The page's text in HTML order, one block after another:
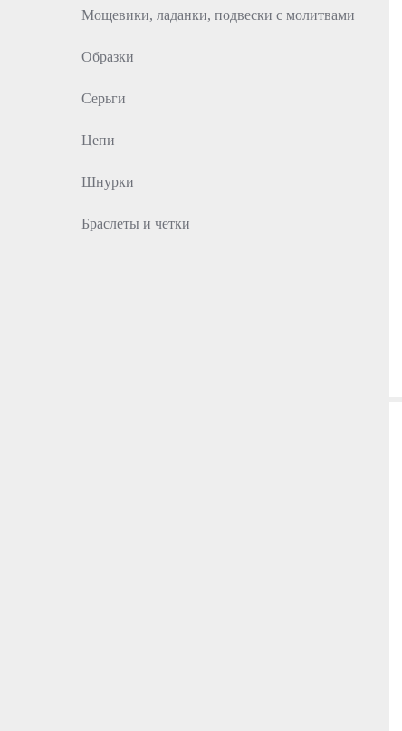
Мощевики, ладанки, подвески с молитвами
Образки
Серьги
Цепи
Шнурки
Браслеты и четки